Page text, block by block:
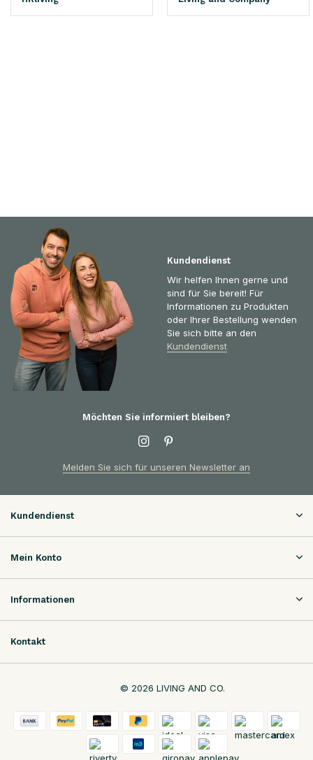
Kundendienst
Wir helfen Ihnen gerne und
sind für Sie bereit! Für
Informationen zu Produkten
oder Ihrer Bestellung wenden
Sie sich bitte an den
Kundendienst
Möchten Sie informiert bleiben?
Melden Sie sich für unseren Newsletter an
Kundendienst
Mein Konto
Informationen
Kontakt
© 2026 LIVING AND CO.